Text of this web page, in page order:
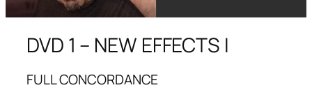
DVD 1 – NEW EFFECTS I
FULL CONCORDANCE